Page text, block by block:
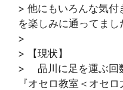
> 他にもいろんな気付
を楽しみに通ってまし
>
> 【現状】
> 品川に足を運ぶ回
『オセロ教室＜オセロ